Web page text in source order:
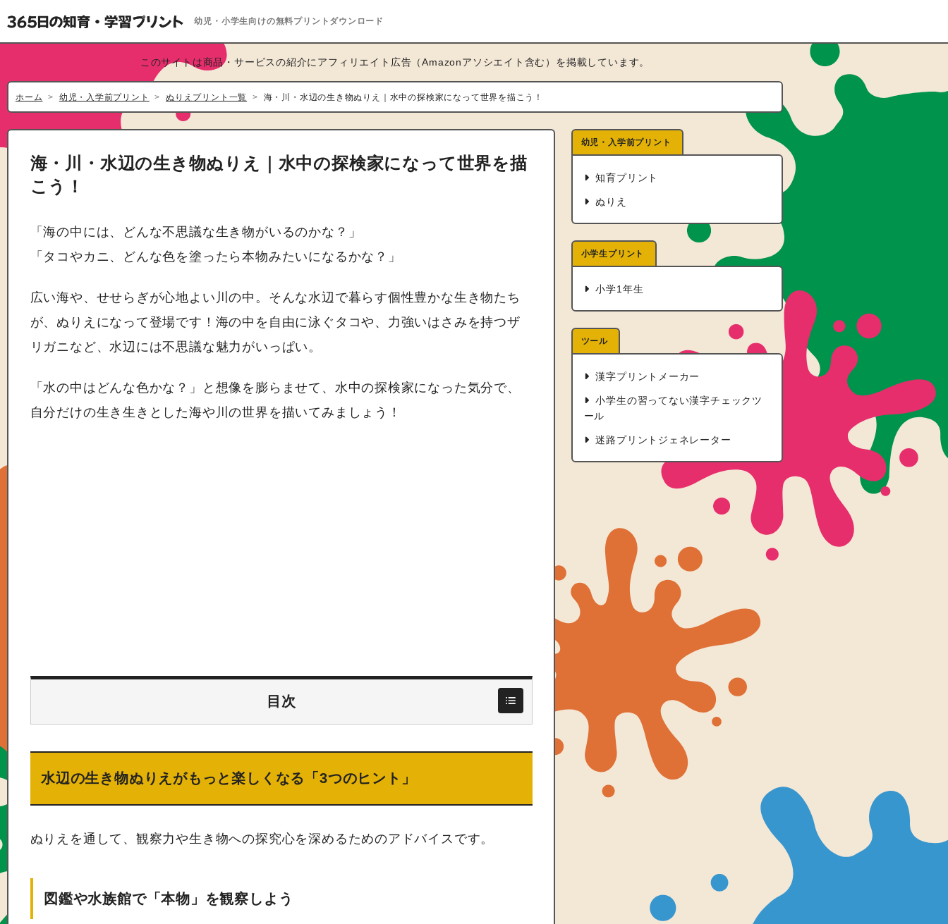
幼児・小学生向けの無料プリントダウンロード
このサイトは商品・サービスの紹介にアフィリエイト広告（Amazonアソシエイト含む）を掲載しています。
ホーム 幼児・入学前プリント ぬりえプリント一覧 海・川・水辺の生き物ぬりえ｜水中の探検家になって世界を描こう！
海・川・水辺の生き物ぬりえ｜水中の探検家になって世界を描
こう！
「海の中には、どんな不思議な生き物がいるのかな？」
「タコやカニ、どんな色を塗ったら本物みたいになるかな？」
広い海や、せせらぎが心地よい川の中。そんな水辺で暮らす個性豊かな生き物たち
が、ぬりえになって登場です！海の中を自由に泳ぐタコや、力強いはさみを持つザ
リガニなど、水辺には不思議な魅力がいっぱい。
「水の中はどんな色かな？」と想像を膨らませて、水中の探検家になった気分で、
自分だけの生き生きとした海や川の世界を描いてみましょう！
目次
水辺の生き物ぬりえがもっと楽しくなる「3つのヒント」
ぬりえを通して、観察力や生き物への探究心を深めるためのアドバイスです。
図鑑や水族館で「本物」を観察しよう
幼児・入学前プリント
知育プリント
ぬりえ
小学生プリント
小学1年生
ツール
漢字プリントメーカー
小学生の習ってない漢字チェックツ
ール
迷路プリントジェネレーター